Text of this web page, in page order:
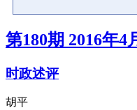
第180期 2016年4
时政述评
胡平